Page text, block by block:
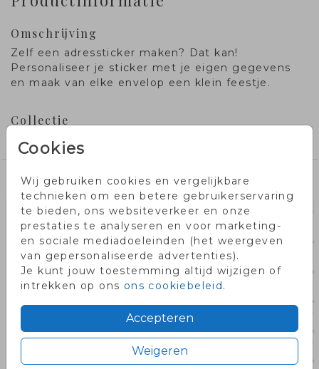
Cookies
Wij gebruiken cookies en vergelijkbare
technieken om een betere gebruikerservaring
te bieden, ons websiteverkeer en onze
prestaties te analyseren en voor marketing-
en sociale mediadoeleinden (het weergeven
van gepersonaliseerde advertenties).
Je kunt jouw toestemming altijd wijzigen of
intrekken op ons ons cookiebeleid.
Accepteren
Weigeren
Omschrijving
Zelf een adressticker maken? Dat kan!
Personaliseer je sticker met je eigen gegevens
en maak van elke envelop een klein feestje.
Collectie
Adressticker in editor
Misschien vind je dit ook leuk!